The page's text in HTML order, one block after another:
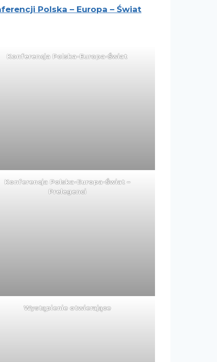
Polska – Europa – Świat
Konferencja Polska-Europa-Świat
Konferencja Polska-Europa-Świat –
Prelegenci
Wystąpienie otwierające